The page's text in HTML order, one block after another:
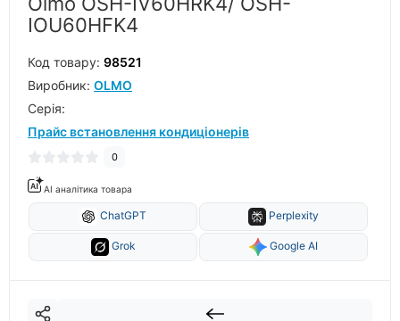
IOU60HFK4
Код товару: 98521
Виробник: OLMO
Серiя:
Прайс встановлення кондиціонерів
0
AI аналітика товара
ChatGPT Perplexity
Grok Google AI